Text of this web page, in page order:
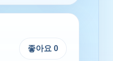
좋아요 0